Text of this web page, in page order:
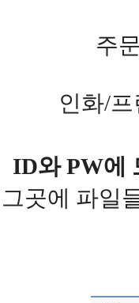
주
인화/
ID와 PW에
그곳에 파일